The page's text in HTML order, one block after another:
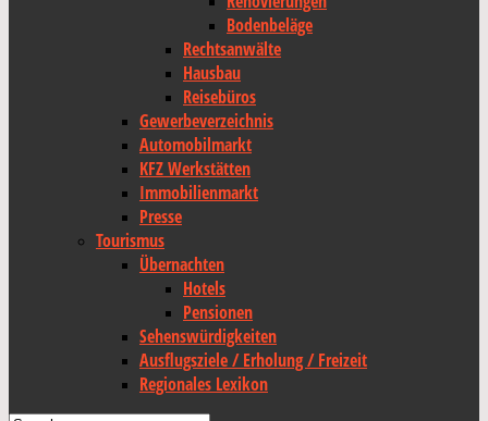
Bodenbeläge
Rechtsanwälte
Hausbau
Reisebüros
Gewerbeverzeichnis
Automobilmarkt
KFZ Werkstätten
Immobilienmarkt
Presse
Tourismus
Übernachten
Hotels
Pensionen
Sehenswürdigkeiten
Ausflugsziele / Erholung / Freizeit
Regionales Lexikon